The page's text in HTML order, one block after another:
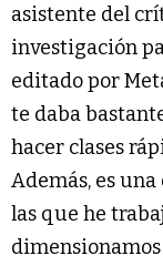
asistente del
investigación
editado por
te daba
hacer clases
Además, es
las que he